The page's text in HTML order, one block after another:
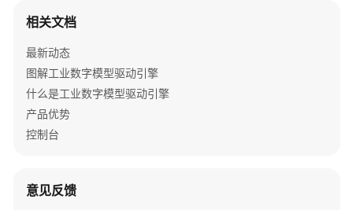
面
器
目
相关文档
最新动态
图解工业数字模型驱动引擎
什么是工业数字模型驱动引擎
产品优势
控制台
意见反馈